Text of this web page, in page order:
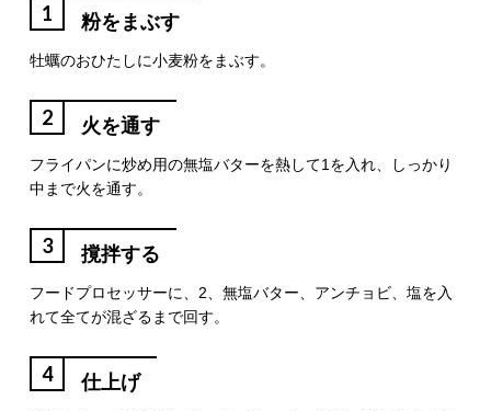
1 粉をまぶす
牡蠣のおひたしに小麦粉をまぶす。
2 火を通す
フライパンに炒め用の無塩バターを熱して1を入れ、しっかり
中まで火を通す。
3 撹拌する
フードプロセッサーに、2、無塩バター、アンチョビ、塩を入
れて全てが混ざるまで回す。
4 仕上げ